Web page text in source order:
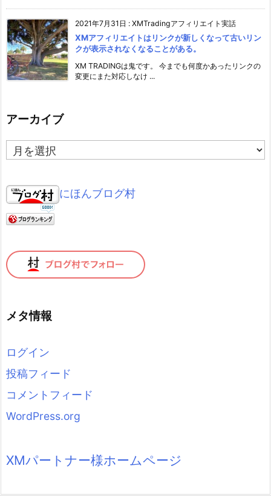
2021年7月31日 : XMTradingアフィリエイト実話
XMアフィリエイトはリンクが新しくなって古いリン
クが表示されなくなることがある。
XM TRADINGは鬼です。 今までも何度かあったリンクの
変更にまた対応しなけ ...
アーカイブ
ア
ー
イ
ブ
にほんブログ村
メタ情報
ログイン
投稿フィード
コメントフィード
WordPress.org
XMパートナー様ホームページ